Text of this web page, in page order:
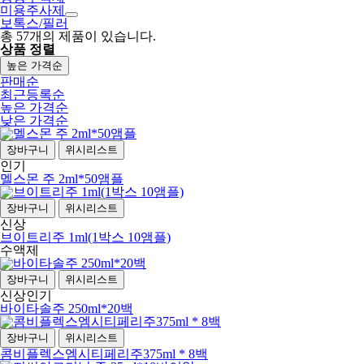
미용주사제
보톡스/필러
총 57개의 제품이 있습니다.
상품 정렬
높은 가격순
판매순
최근등록순
높은 가격순
낮은 가격순
장바구니 위시리스트
인기
멜스몬 주 2ml*50앰플
장바구니 위시리스트
신상
브이트리주 1ml(1박스 10앰플)
수액제
장바구니 위시리스트
신상인기
바이타솔주 250ml*20백
장바구니 위시리스트
콤비플렉스엠시티페리주375ml * 8백